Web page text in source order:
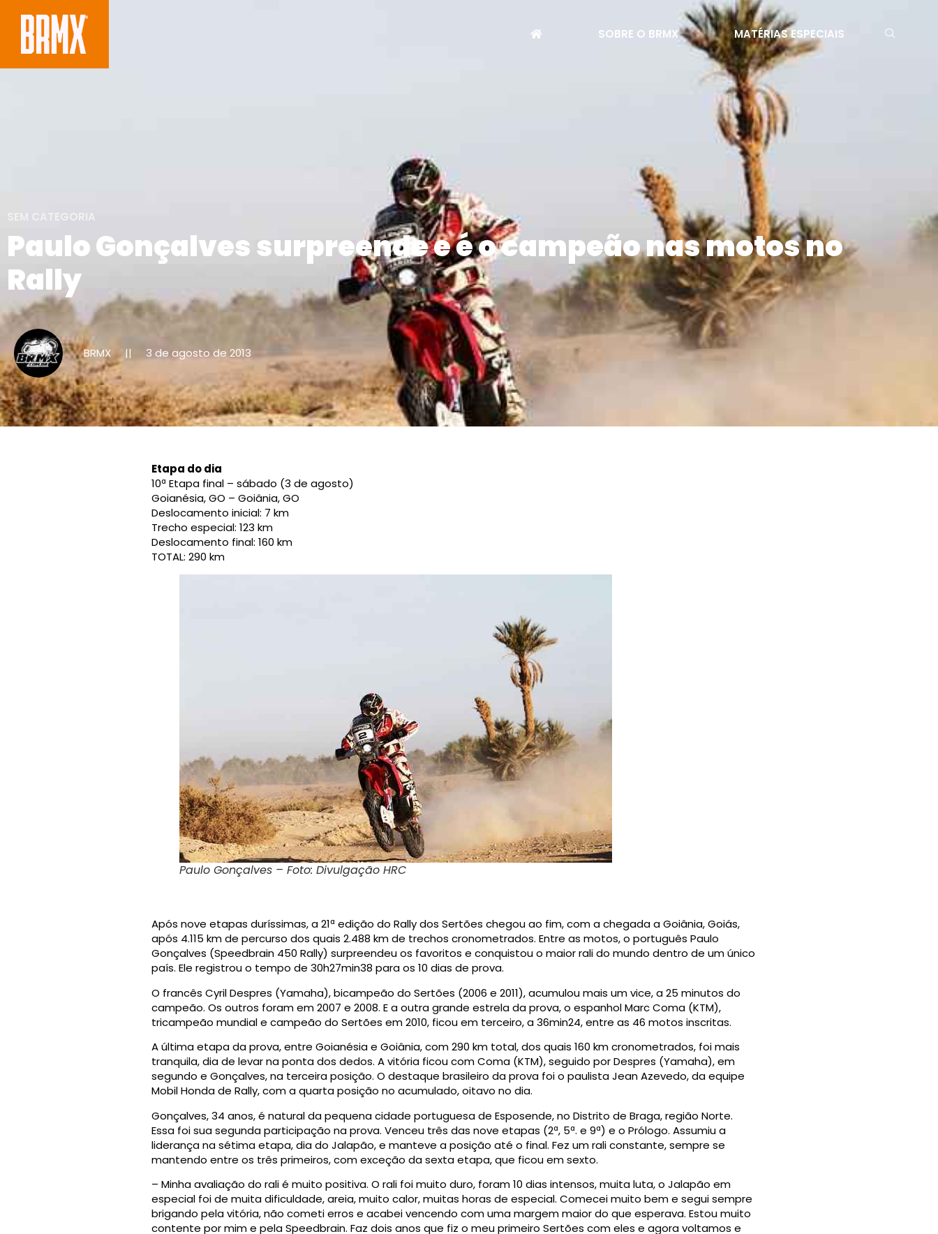
SOBRE O BRMX MATÉRIAS ESPECIAIS
SEM CATEGORIA
Paulo Gonçalves surpreende e é o campeão nas motos no
Rally
BRMX || 3 de agosto de 2013
Etapa do dia
10ª Etapa final – sábado (3 de agosto)
Goianésia, GO – Goiânia, GO
Deslocamento inicial: 7 km
Trecho especial: 123 km
Deslocamento final: 160 km
TOTAL: 290 km
Paulo Gonçalves – Foto: Divulgação HRC
Após nove etapas duríssimas, a 21ª edição do Rally dos Sertões chegou ao fim, com a chegada a Goiânia, Goiás,
após 4.115 km de percurso dos quais 2.488 km de trechos cronometrados. Entre as motos, o português Paulo
Gonçalves (Speedbrain 450 Rally) surpreendeu os favoritos e conquistou o maior rali do mundo dentro de um único
país. Ele registrou o tempo de 30h27min38 para os 10 dias de prova.
O francês Cyril Despres (Yamaha), bicampeão do Sertões (2006 e 2011), acumulou mais um vice, a 25 minutos do
campeão. Os outros foram em 2007 e 2008. E a outra grande estrela da prova, o espanhol Marc Coma (KTM),
tricampeão mundial e campeão do Sertões em 2010, ficou em terceiro, a 36min24, entre as 46 motos inscritas.
A última etapa da prova, entre Goianésia e Goiânia, com 290 km total, dos quais 160 km cronometrados, foi mais
tranquila, dia de levar na ponta dos dedos. A vitória ficou com Coma (KTM), seguido por Despres (Yamaha), em
segundo e Gonçalves, na terceira posição. O destaque brasileiro da prova foi o paulista Jean Azevedo, da equipe
Mobil Honda de Rally, com a quarta posição no acumulado, oitavo no dia.
Gonçalves, 34 anos, é natural da pequena cidade portuguesa de Esposende, no Distrito de Braga, região Norte.
Essa foi sua segunda participação na prova. Venceu três das nove etapas (2ª, 5ª. e 9ª) e o Prólogo. Assumiu a
liderança na sétima etapa, dia do Jalapão, e manteve a posição até o final. Fez um rali constante, sempre se
mantendo entre os três primeiros, com exceção da sexta etapa, que ficou em sexto.
– Minha avaliação do rali é muito positiva. O rali foi muito duro, foram 10 dias intensos, muita luta, o Jalapão em
especial foi de muita dificuldade, areia, muito calor, muitas horas de especial. Comecei muito bem e segui sempre
brigando pela vitória, não cometi erros e acabei vencendo com uma margem maior do que esperava. Estou muito
contente por mim e pela Speedbrain. Faz dois anos que fiz o meu primeiro Sertões com eles e agora voltamos e